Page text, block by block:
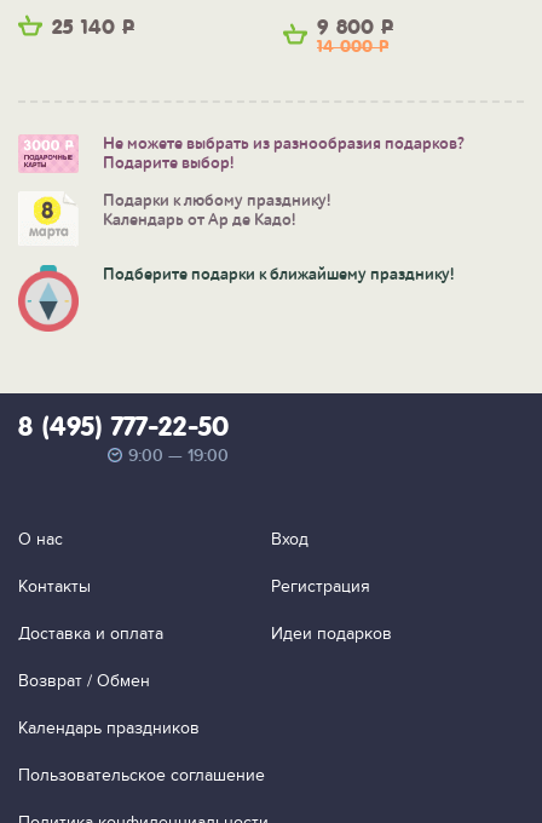
25 140 Р 9 800 Р
14 000Р
Не можете выбрать из разнообразия подарков?
Подарите выбор!
Подарки к любому празднику!
Календарь от Ар де Кадо!
Подберите подарки к ближайшему празднику!
8 (495) 777-22-50
9:00 — 19:00
О нас
Контакты
Доставка и оплата
Возврат / Обмен
Календарь праздников
Пользовательское соглашение
Вход
Регистрация
Идеи подарков